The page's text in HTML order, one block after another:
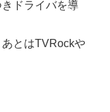
ドライバを導
とはTVRockや